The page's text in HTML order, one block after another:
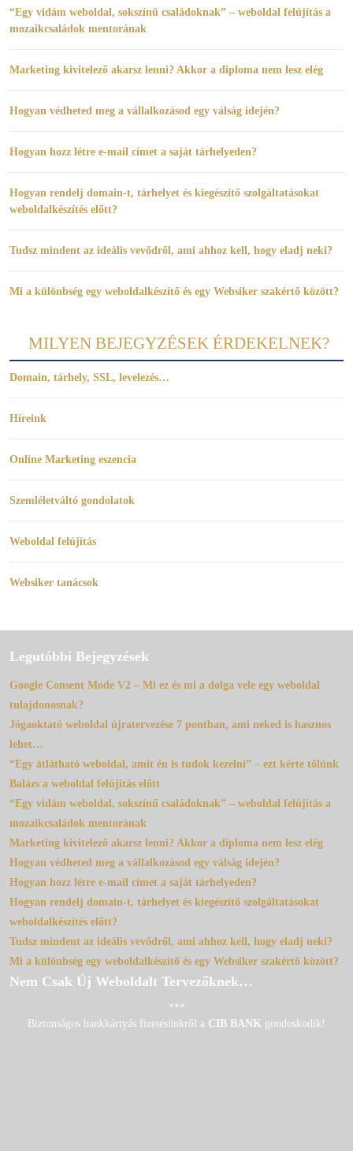
“Egy vidám weboldal, sokszínű családoknak” – weboldal felújítás a
mozaikcsaládok mentorának
Marketing kivitelező akarsz lenni? Akkor a diploma nem lesz elég
Hogyan védheted meg a vállalkozásod egy válság idején?
Hogyan hozz létre e-mail címet a saját tárhelyeden?
Hogyan rendelj domain-t, tárhelyet és kiegészítő szolgáltatásokat
weboldalkészítés előtt?
Tudsz mindent az ideális vevődről, ami ahhoz kell, hogy eladj neki?
Mi a különbség egy weboldalkészítő és egy Websiker szakértő között?
MILYEN BEJEGYZÉSEK ÉRDEKELNEK?
Domain, tárhely, SSL, levelezés…
Híreink
Online Marketing eszencia
Szemléletváltó gondolatok
Weboldal felújítás
Websiker tanácsok
Legutóbbi Bejegyzések
Google Consent Mode V2 – Mi ez és mi a dolga vele egy weboldal
tulajdonosnak?
Jógaoktató weboldal újratervezése 7 pontban, ami neked is hasznos
lehet…
“Egy átlátható weboldal, amit én is tudok kezelni” – ezt kérte tőlünk
Balázs a weboldal felújítás előtt
“Egy vidám weboldal, sokszínű családoknak” – weboldal felújítás a
mozaikcsaládok mentorának
Marketing kivitelező akarsz lenni? Akkor a diploma nem lesz elég
Hogyan védheted meg a vállalkozásod egy válság idején?
Hogyan hozz létre e-mail címet a saját tárhelyeden?
Hogyan rendelj domain-t, tárhelyet és kiegészítő szolgáltatásokat
weboldalkészítés előtt?
Tudsz mindent az ideális vevődről, ami ahhoz kell, hogy eladj neki?
Mi a különbség egy weboldalkészítő és egy Websiker szakértő között?
Nem Csak Új Weboldalt Tervezőknek…
***
Biztonságos bankkártyás fizetésünkről a CIB BANK gondoskodik!